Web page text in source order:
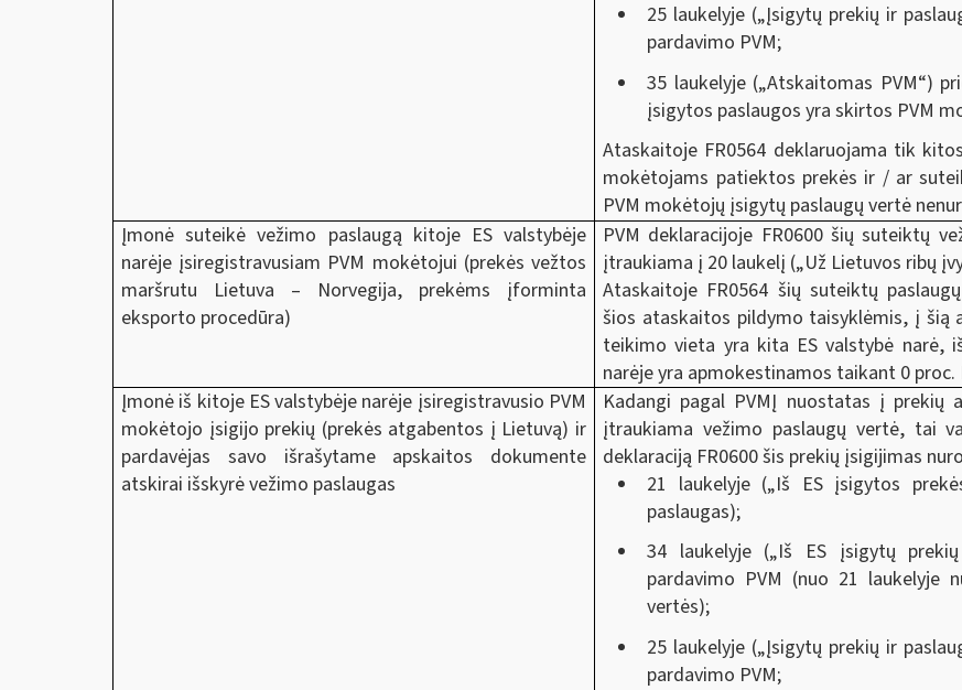
25 laukelyje („Įsigytų prekių ir
pardavimo PVM;
35 laukelyje („Atskaitomas PVM“)
įsigytos paslaugos yra skirtos PVM
Ataskaitoje FR0564 deklaruojama tik
mokėtojams patiektos prekės ir / ar
PVM mokėtojų įsigytų paslaugų vertė
Įmonė suteikė vežimo paslaugą kitoje ES valstybėje
narėje įsiregistravusiam PVM mokėtojui (prekės vežtos
maršrutu Lietuva – Norvegija, prekėms įforminta
eksporto procedūra)
PVM deklaracijoje FR0600 šių suteiktų
įtraukiama į 20 laukelį („Už Lietuvos ribų
Ataskaitoje FR0564 šių suteiktų
šios ataskaitos pildymo taisyklėmis, į
teikimo vieta yra kita ES valstybė narė,
narėje yra apmokestinamos taikant 0 proc.
Įmonė iš kitoje ES valstybėje narėje įsiregistravusio PVM
mokėtojo įsigijo prekių (prekės atgabentos į Lietuvą) ir
pardavėjas savo išrašytame apskaitos dokumente
atskirai išskyrė vežimo paslaugas
Kadangi pagal PVMĮ nuostatas į prekių
įtraukiama vežimo paslaugų vertė, tai
deklaraciją FR0600 šis prekių įsigijimas
21 laukelyje („Iš ES įsigytos
paslaugas);
34 laukelyje („Iš ES įsigytų
pardavimo PVM (nuo 21 laukelyje
vertės);
25 laukelyje („Įsigytų prekių ir
pardavimo PVM;